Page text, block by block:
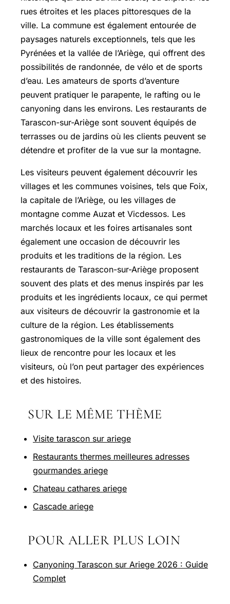
rues étroites et les places pittoresques de la
ville. La commune est également entourée de
paysages naturels exceptionnels, tels que les
Pyrénées et la vallée de l’Ariège, qui offrent des
possibilités de randonnée, de vélo et de sports
d’eau. Les amateurs de sports d’aventure
peuvent pratiquer le parapente, le rafting ou le
canyoning dans les environs. Les restaurants de
Tarascon-sur-Ariège sont souvent équipés de
terrasses ou de jardins où les clients peuvent se
détendre et profiter de la vue sur la montagne.
Les visiteurs peuvent également découvrir les
villages et les communes voisines, tels que Foix,
la capitale de l’Ariège, ou les villages de
montagne comme Auzat et Vicdessos. Les
marchés locaux et les foires artisanales sont
également une occasion de découvrir les
produits et les traditions de la région. Les
restaurants de Tarascon-sur-Ariège proposent
souvent des plats et des menus inspirés par les
produits et les ingrédients locaux, ce qui permet
aux visiteurs de découvrir la gastronomie et la
culture de la région. Les établissements
gastronomiques de la ville sont également des
lieux de rencontre pour les locaux et les
visiteurs, où l’on peut partager des expériences
et des histoires.
SUR LE MÊME THÈME
Visite tarascon sur ariege
Restaurants thermes meilleures adresses
gourmandes ariege
Chateau cathares ariege
Cascade ariege
POUR ALLER PLUS LOIN
Canyoning Tarascon sur Ariege 2026 : Guide
Complet